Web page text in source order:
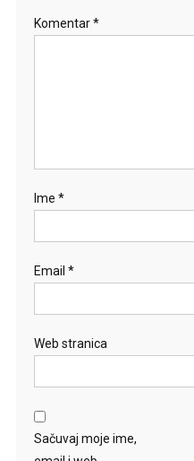
Komentar*
Ime *
Email *
Web stranica
Sačuvaj moje ime,